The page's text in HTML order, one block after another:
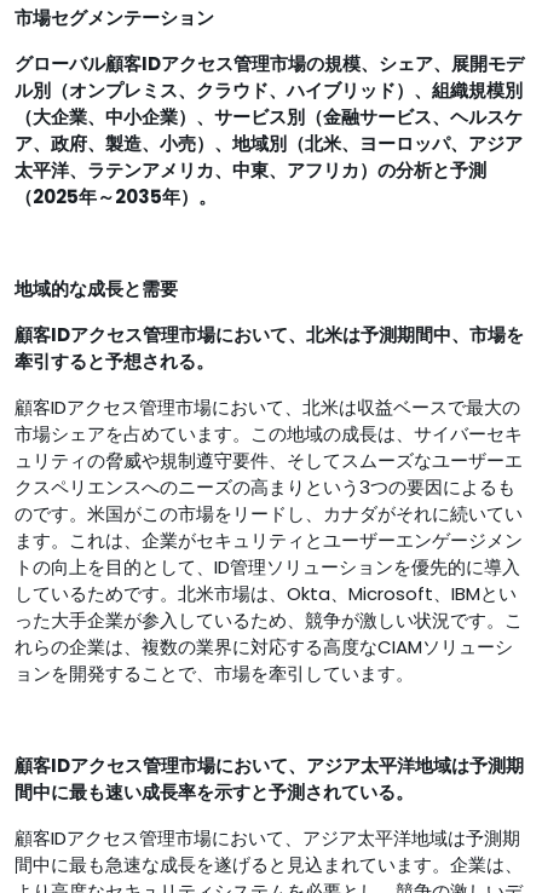
市場セグメンテーション
グローバル顧客IDアクセス管理市場の規模、シェア、展開モデ
ル別（オンプレミス、クラウド、ハイブリッド）、組織規模別
（大企業、中小企業）、サービス別（金融サービス、ヘルスケ
ア、政府、製造、小売）、地域別（北米、ヨーロッパ、アジア
太平洋、ラテンアメリカ、中東、アフリカ）の分析と予測
（2025年～2035年）。
地域的な成長と需要
顧客IDアクセス管理市場において、北米は予測期間中、市場を
牽引すると予想される。
顧客IDアクセス管理市場において、北米は収益ベースで最大の
市場シェアを占めています。この地域の成長は、サイバーセキ
ュリティの脅威や規制遵守要件、そしてスムーズなユーザーエ
クスペリエンスへのニーズの高まりという3つの要因によるも
のです。米国がこの市場をリードし、カナダがそれに続いてい
ます。これは、企業がセキュリティとユーザーエンゲージメン
トの向上を目的として、ID管理ソリューションを優先的に導入
しているためです。北米市場は、Okta、Microsoft、IBMとい
った大手企業が参入しているため、競争が激しい状況です。こ
れらの企業は、複数の業界に対応する高度なCIAMソリューシ
ョンを開発することで、市場を牽引しています。
顧客IDアクセス管理市場において、アジア太平洋地域は予測期
間中に最も速い成長率を示すと予測されている。
顧客IDアクセス管理市場において、アジア太平洋地域は予測期
間中に最も急速な成長を遂げると見込まれています。企業は、